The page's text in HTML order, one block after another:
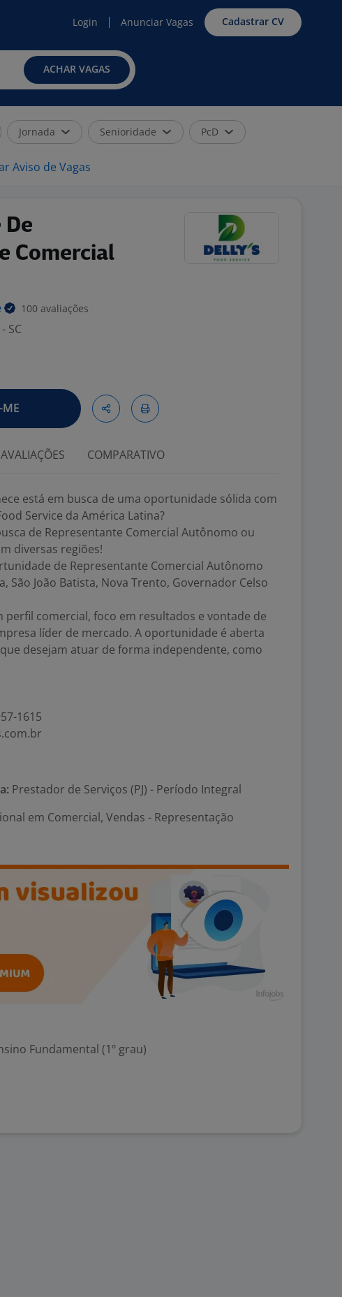
Login Anunciar Vagas Cadastrar CV
ACHAR VAGAS
Jornada Senioridade PcD
Aviso de Vagas
Comercial
100 avaliações
SC
AVALIAÇÕES COMPARATIVO
está em busca de uma oportunidade sólida com
Service da América Latina?
de Representante Comercial Autônomo ou
diversas regiões!
de Representante Comercial Autônomo
São João Batista, Nova Trento, Governador Celso
perfil comercial, foco em resultados e vontade de
líder de mercado. A oportunidade é aberta
desejam atuar de forma independente, como
1615
Prestador de Serviços (PJ) - Período Integral
em Comercial, Vendas - Representação
Fundamental (1º grau)